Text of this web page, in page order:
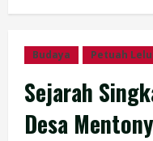
Budaya Petuah
Sejarah
Desa